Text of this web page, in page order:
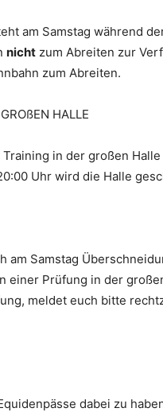
am Samstag während
nicht zum Abreiten zur
zum Abreiten.
HALLE
in der großen Halle
Uhr wird die Halle
am Samstag
einer Prüfung in der
meldet euch bitte
dabei zu